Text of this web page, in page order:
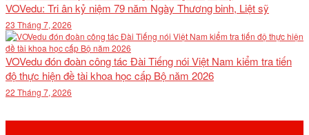
VOVedu: Tri ân kỷ niệm 79 năm Ngày Thương binh, Liệt sỹ
23 Tháng 7, 2026
VOVedu đón đoàn công tác Đài Tiếng nói Việt Nam kiểm tra tiến
độ thực hiện đề tài khoa học cấp Bộ năm 2026
22 Tháng 7, 2026